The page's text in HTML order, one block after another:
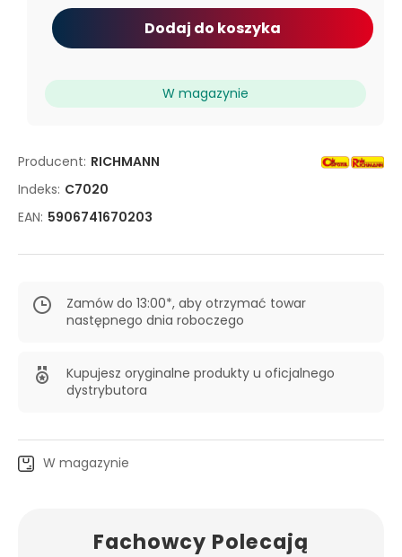
Producent: RICHMANN
Indeks: C7020
EAN: 5906741670203
Zamów do 13:00*, aby otrzymać towar
następnego dnia roboczego
Kupujesz oryginalne produkty u oficjalnego
dystrybutora
W magazynie
Dodaj do koszyka
W magazynie
Fachowcy Polecają